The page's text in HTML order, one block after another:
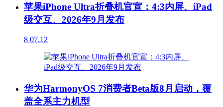
苹果iPhone Ultra折叠机官宣：4:3内屏、iPad
级交互、2026年9月发布
8 07.12
华为HarmonyOS 7消费者Beta版8月启动，覆
盖全系主力机型